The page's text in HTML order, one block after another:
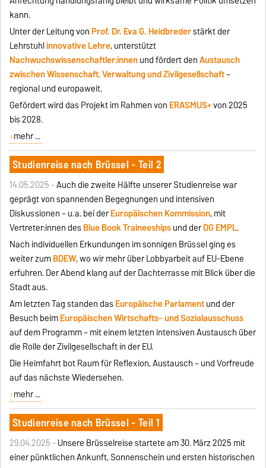
kann.
Unter der Leitung von Prof. Dr. Eva G. Heidbrederstärkt der
Lehrstuhlinnovative Lehre, unterstützt
Nachwuchswissenschaftler:innenund fördert denAustausch
zwischen Wissenschaft, Verwaltung und Zivilgesellschaft–
regional und europaweit.
Gefördert wird das Projekt im Rahmen von ERASMUS+von 2025
bis 2028.
mehr ...
Studienreise nach Brüssel - Teil 2
14.05.2025 -Auch die zweite Hälfte unserer Studienreise war
geprägt von spannenden Begegnungen und intensiven
Diskussionen – u. a. bei derEuropäischen Kommission, mit
Vertreter:innen desBlue Book Traineeshipsund derDG EMPL.
Nach individuellen Erkundungen im sonnigen Brüssel ging es
weiter zumBDEW, wo wir mehr über Lobbyarbeit auf EU-Ebene
erfuhren. Der Abend klang auf der Dachterrasse mit Blick über die
Stadt aus.
Am letzten Tag standen dasEuropäische Parlamentund der
Besuch beimEuropäischen Wirtschafts- und Sozialausschuss
auf dem Programm – mit einem letzten intensiven Austausch über
die Rolle der Zivilgesellschaft in der EU.
Die Heimfahrt bot Raum für Reflexion, Austausch – und Vorfreude
auf das nächste Wiedersehen.
mehr ...
Studienreise nach Brüssel - Teil 1
29.04.2025 -Unsere Brüsselreise startete am 30. März 2025 mit
einer pünktlichen Ankunft, Sonnenschein und ersten historischen